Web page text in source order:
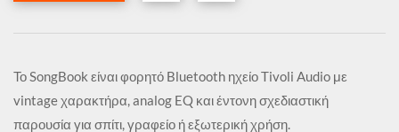
Το SongBook είναι φορητό Bluetooth ηχείο Tivoli Audio με
vintage χαρακτήρα, analog EQ και έντονη σχεδιαστική
παρουσία για σπίτι, γραφείο ή εξωτερική χρήση.